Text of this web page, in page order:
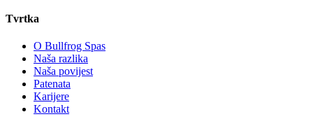
Tvrtka
O Bullfrog Spas
Naša razlika
Naša povijest
Patenata
Karijere
Kontakt